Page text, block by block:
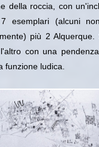
della roccia, con
7 esemplari (alcuni
più 2
con una
funzione ludica.